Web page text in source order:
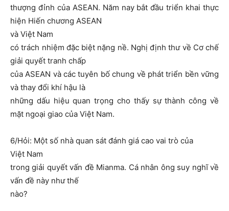
thượng đỉnh của ASEAN. Năm nay bắt đầu triển khai thực
hiện Hiến chương ASEAN
và Việt Nam
có trách nhiệm đặc biệt nặng nề. Nghị định thư về Cơ chế
giải quyết tranh chấp
của ASEAN và các tuyên bố chung về phát triển bền vững
và thay đổi khí hậu là
những dấu hiệu quan trọng cho thấy sự thành công về
mặt ngoại giao của Việt Nam.
6/Hỏi: Một số nhà quan sát đánh giá cao vai trò của
Việt Nam
trong giải quyết vấn đề Mianma. Cá nhân ông suy nghĩ về
vấn đề này như thế
nào?